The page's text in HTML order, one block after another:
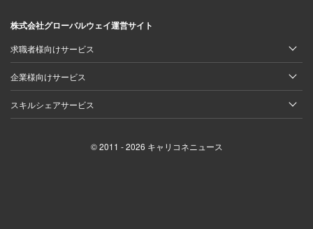
株式会社グローバルウェイ運営サイト
求職者様向けサービス
企業様向けサービス
スキルシェアサービス
© 2011 - 2026 キャリコネニュース